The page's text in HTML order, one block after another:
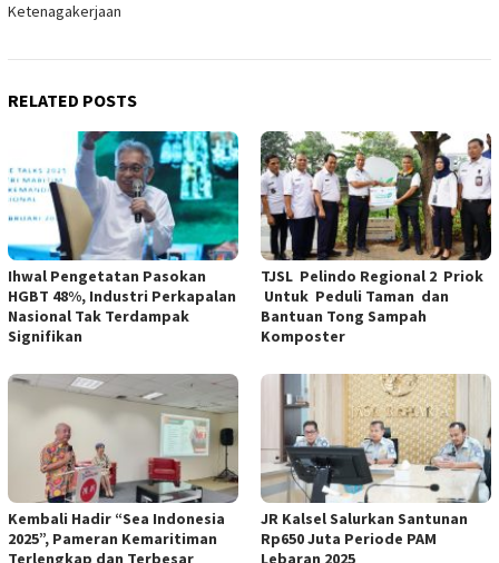
Ketenagakerjaan
RELATED POSTS
Ihwal Pengetatan Pasokan
HGBT 48%, Industri Perkapalan
Nasional Tak Terdampak
Signifikan
TJSL Pelindo Regional 2 Priok
Untuk Peduli Taman dan
Bantuan Tong Sampah
Komposter
Kembali Hadir “Sea Indonesia
2025”, Pameran Kemaritiman
Terlengkap dan Terbesar
JR Kalsel Salurkan Santunan
Rp650 Juta Periode PAM
Lebaran 2025